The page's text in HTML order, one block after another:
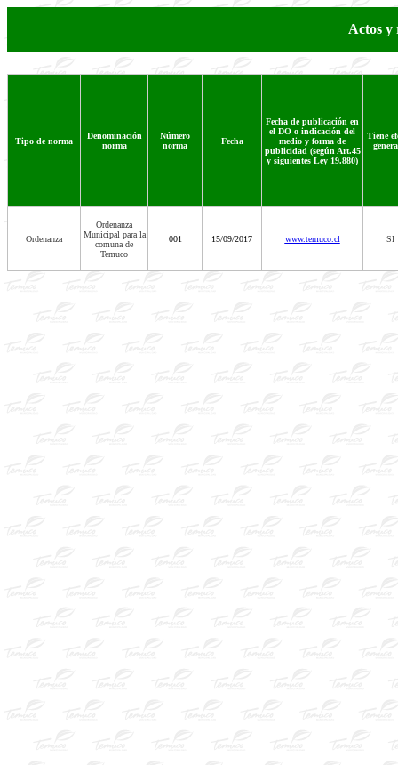
Actos y
Tipo de norma
Denominación
norma
Número
norma
Fecha
Fecha de publicación en
el DO o indicación del
medio y forma de
publicidad (según Art.45
y siguientes Ley 19.880)
Tiene
Ordenanza
Ordenanza
Municipal para la
comuna de
Temuco
001 15/09/2017 www.temuco.cl SI